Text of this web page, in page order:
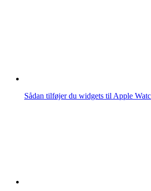
Sådan tilføjer du widgets til Apple